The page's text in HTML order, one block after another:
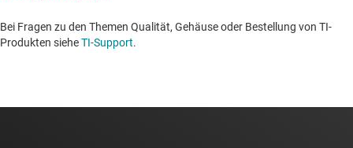
Bei Fragen zu den Themen Qualität, Gehäuse oder Bestellung von TI-
Produkten sieheTI-Support. ​​​​​​​​​​​​​​